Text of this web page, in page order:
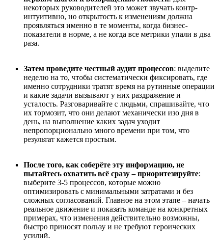
некоторых руководителей это может звучать контр-
интуитивно, но открытость к изменениям должна
проявляться именно в те моменты, когда бизнес-
показатели в норме, а не когда все метрики упали в два
раза.
Затем проведите честный аудит процессов: выделите
неделю на то, чтобы систематически фиксировать, где
именно сотрудники тратят время на рутинные операции
и какие задачи вызывают у них раздражение и
усталость. Разговаривайте с людьми, спрашивайте, что
их тормозит, что они делают механически изо дня в
день, на выполнение каких задач уходит
непропорционально много времени при том, что
результат кажется простым.
После того, как соберёте эту информацию, не
пытайтесь охватить всё сразу – приоритезируйте:
выберите 3-5 процессов, которые можно
оптимизировать с минимальными затратами и без
сложных согласований. Главное на этом этапе – начать
реальное движение и показать команде на конкретных
примерах, что изменения действительно возможны,
быстро приносят пользу и не требуют героических
усилий.